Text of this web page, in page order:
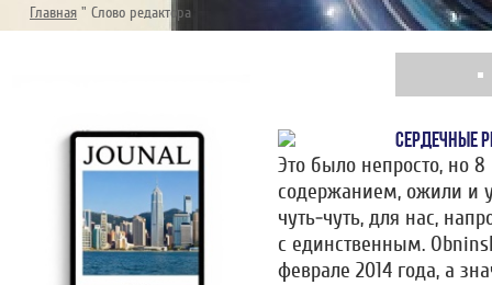
Главная " Слово редактора
СЕРДЕЧНЫЕ
Это было непросто, но
содержанием, ожили и
чуть-чуть, для нас,
с единственным.
феврале 2014 года, а